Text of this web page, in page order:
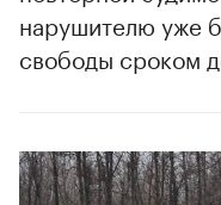
нарушителю уже
свободы сроком